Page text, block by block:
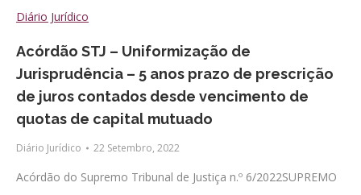
Diário Jurídico
Acórdão STJ – Uniformização de
Jurisprudência – 5 anos prazo de prescrição
de juros contados desde vencimento de
quotas de capital mutuado
Diário Jurídico 22 Setembro, 2022
Acórdão do Supremo Tribunal de Justiça n.º 6/2022SUPREMO